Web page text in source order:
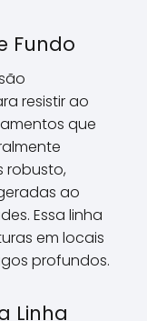
Fundo
resistir ao
que
robusto,
ao
Essa linha
em locais
profundos.
Linha